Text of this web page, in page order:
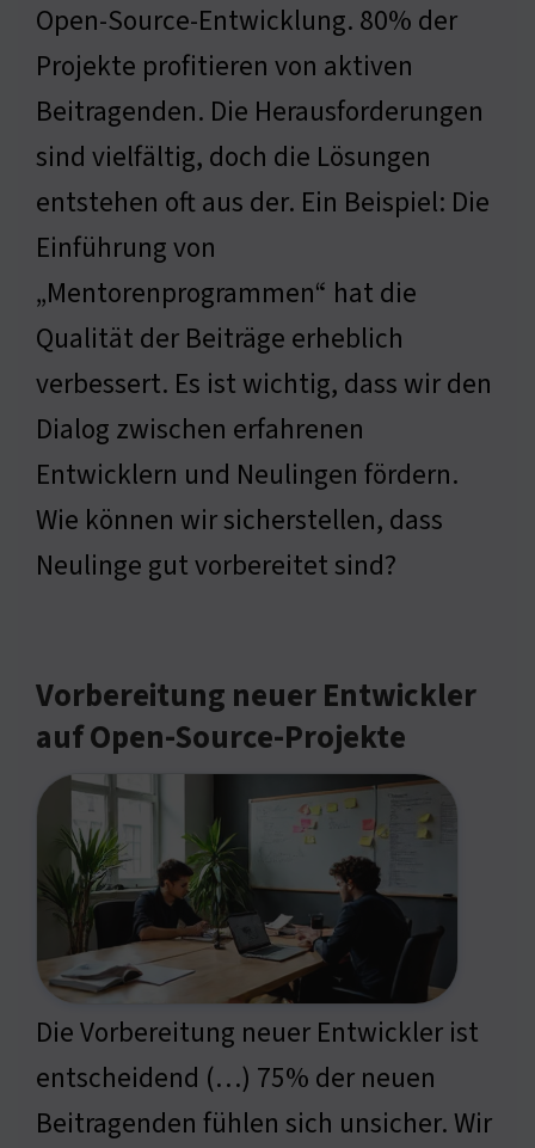
Open-Source-Entwicklung. 80% der
Projekte profitieren von aktiven
Beitragenden. Die Herausforderungen
sind vielfältig, doch die Lösungen
entstehen oft aus der. Ein Beispiel: Die
Einführung von
„Mentorenprogrammen“ hat die
Qualität der Beiträge erheblich
verbessert. Es ist wichtig, dass wir den
Dialog zwischen erfahrenen
Entwicklern und Neulingen fördern.
Wie können wir sicherstellen, dass
Neulinge gut vorbereitet sind?
Vorbereitung neuer Entwickler
auf Open-Source-Projekte
Die Vorbereitung neuer Entwickler ist
entscheidend (…) 75% der neuen
Beitragenden fühlen sich unsicher. Wir